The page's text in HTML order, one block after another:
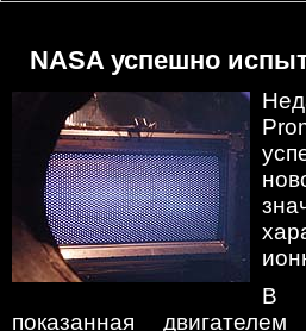
NASA успешно
В
показанная